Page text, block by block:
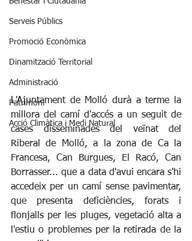
Serveis Públics
Promoció Econòmica
Dinamització Territorial
Administració
Patrimoni
Acció Climàtica i Medi Natural
L'Ajuntament de Molló durà a terme la
millora del camí d'accés a un seguit de
cases disseminades del veïnat del
Riberal de Molló, a la zona de Ca la
Francesa, Can Burgues, El Racó, Can
Borrasser... que a data d'avui encara s'hi
accedeix per un camí sense pavimentar,
que presenta deficiències, forats i
flonjalls per les pluges, vegetació alta a
l'estiu o problemes per la retirada de la